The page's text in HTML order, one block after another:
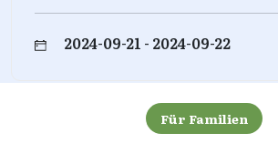
2024-09-21 - 2024-09-22
Für Familien